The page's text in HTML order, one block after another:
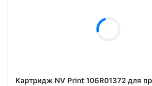
Картридж NV Print 106R01372 для